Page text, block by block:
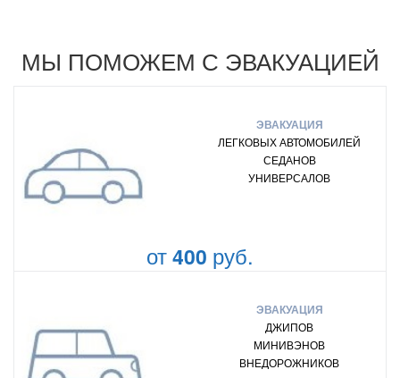
МЫ ПОМОЖЕМ С ЭВАКУАЦИЕЙ
ЭВАКУАЦИЯ
ЛЕГКОВЫХ АВТОМОБИЛЕЙ
СЕДАНОВ
УНИВЕРСАЛОВ
от400 руб.
ЭВАКУАЦИЯ
ДЖИПОВ
МИНИВЭНОВ
ВНЕДОРОЖНИКОВ